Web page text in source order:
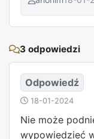
3 odpowiedzi
Odpowiedź
18-01-2024
Nie może
wypowiedzieć